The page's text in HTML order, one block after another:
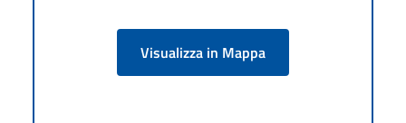
Visualizza in Mappa